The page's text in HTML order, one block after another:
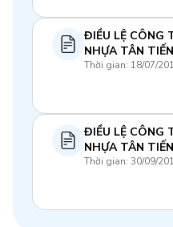
ĐIỀU LỆ CÔNG
NHỰA TÂN
Thời gian: 18/07/
ĐIỀU LỆ CÔNG
NHỰA TÂN
Thời gian: 30/09/